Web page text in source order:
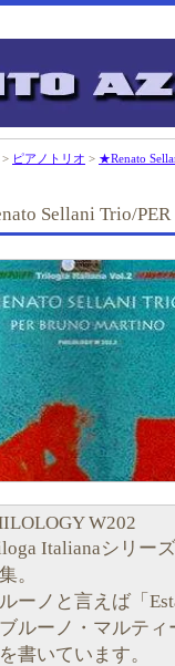
> ピアノトリオ > ★Renato
Sellani Trio/
W202
Italianaシリー
。
ーノと言えば「
ルーノ・マルテ
書いています。